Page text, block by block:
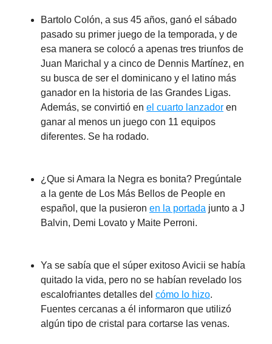
Bartolo Colón, a sus 45 años, ganó el sábado
pasado su primer juego de la temporada, y de
esa manera se colocó a apenas tres triunfos de
Juan Marichal y a cinco de Dennis Martínez, en
su busca de ser el dominicano y el latino más
ganador en la historia de las Grandes Ligas.
Además, se convirtió en el cuarto lanzador en
ganar al menos un juego con 11 equipos
diferentes. Se ha rodado.
¿Que si Amara la Negra es bonita? Pregúntale
a la gente de Los Más Bellos de People en
español, que la pusieron en la portada junto a J
Balvin, Demi Lovato y Maite Perroni.
Ya se sabía que el súper exitoso Avicii se había
quitado la vida, pero no se habían revelado los
escalofriantes detalles del cómo lo hizo.
Fuentes cercanas a él informaron que utilizó
algún tipo de cristal para cortarse las venas.